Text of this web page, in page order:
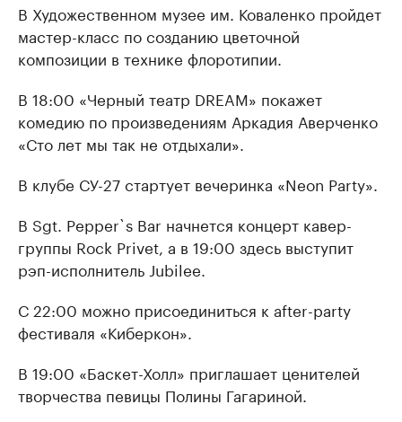
В Художественном музее им. Коваленко пройдет
мастер-класс по созданию цветочной
композиции в технике флоротипии.
В 18:00 «Черный театр DREAM» покажет
комедию по произведениям Аркадия Аверченко
«Сто лет мы так не отдыхали».
В клубе СУ-27 стартует вечеринка «Neon Party».
В Sgt. Pepper`s Bar начнется концерт кавер-
группы Rock Privet, а в 19:00 здесь выступит
рэп-исполнитель Jubilee.
С 22:00 можно присоединиться к after-party
фестиваля «Киберкон».
В 19:00 «Баскет-Холл» приглашает ценителей
творчества певицы Полины Гагариной.